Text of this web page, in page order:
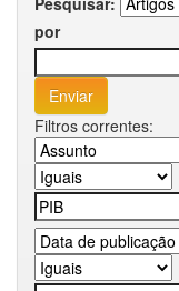
por
Filtros correntes: